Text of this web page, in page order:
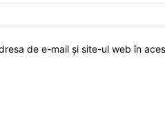
de e-mail și site-ul web în